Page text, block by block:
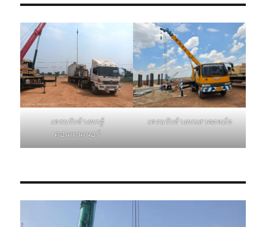
เครนรับจ้างยกตู้
คอนเทนเนอร์
เครนรับจ้างยกเสาตอหม้อ